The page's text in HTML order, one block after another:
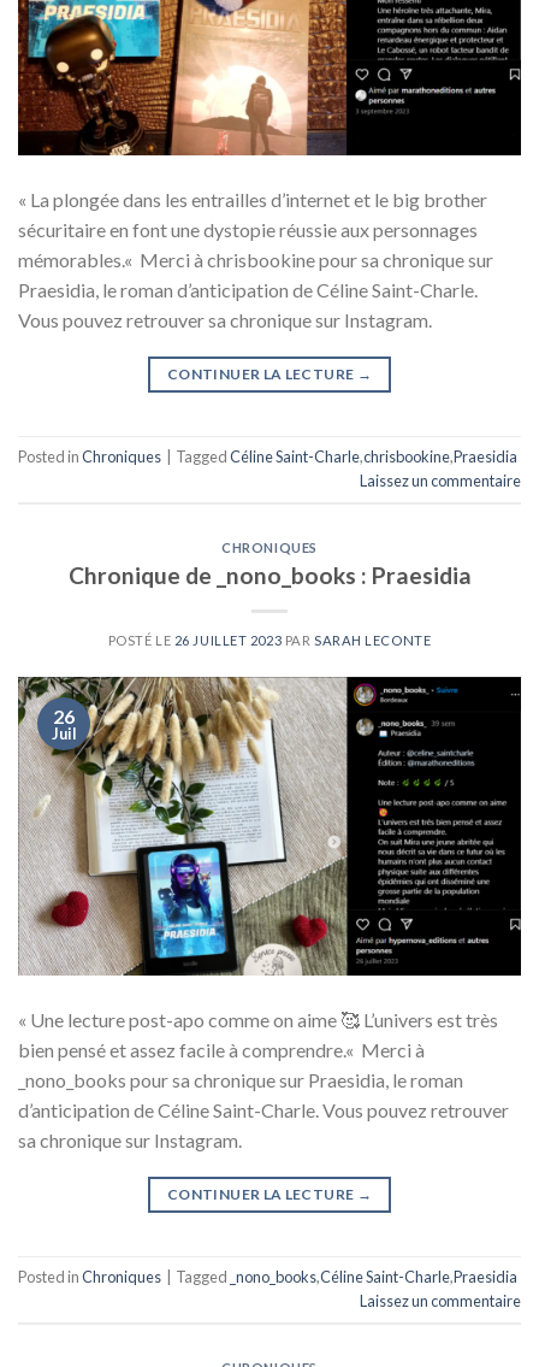
« La plongée dans les entrailles d’internet et le big brother
sécuritaire en font une dystopie réussie aux personnages
mémorables.« Merci à chrisbookine pour sa chronique sur
Praesidia, le roman d’anticipation de Céline Saint-Charle.
Vous pouvez retrouver sa chronique sur Instagram.
CONTINUER LA LECTURE →
Posted inChroniques TaggedCéline Saint-Charle,chrisbookine,Praesidia
Laissez un commentaire
CHRONIQUES
Chronique de _nono_books : Praesidia
POSTÉ LE 26 JUILLET 2023 PAR SARAH LECONTE
26
Juil
« Une lecture post-apo comme on aime 🥰 L’univers est très
bien pensé et assez facile à comprendre.« Merci à
_nono_books pour sa chronique sur Praesidia, le roman
d’anticipation de Céline Saint-Charle. Vous pouvez retrouver
sa chronique sur Instagram.
CONTINUER LA LECTURE →
Posted inChroniques Tagged _nono_books,Céline Saint-Charle,Praesidia
Laissez un commentaire